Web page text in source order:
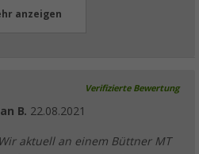
anzeigen
Verifizierte Bewertung
B. 22.08.2021
aktuell an einem Büttner MT